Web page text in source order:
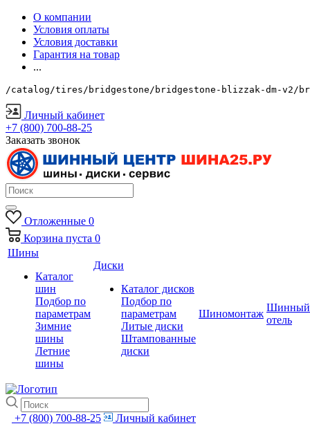
О компании
Условия оплаты
Условия доставки
Гарантия на товар
...
/catalog/tires/bridgestone/bridgestone-blizzak-dm-v2/
Личный кабинет
+7 (800) 700-88-25
Заказать звонок
Отложенные 0
Корзина пуста 0
Шины
Каталог
шин
Подбор по
параметрам
Зимние
шины
Летние
шины
Диски
Каталог дисков
Подбор по
параметрам
Литые диски
Штампованные
диски
Шиномонтаж
Шинный
отель
+7 (800) 700-88-25
Личный кабинет